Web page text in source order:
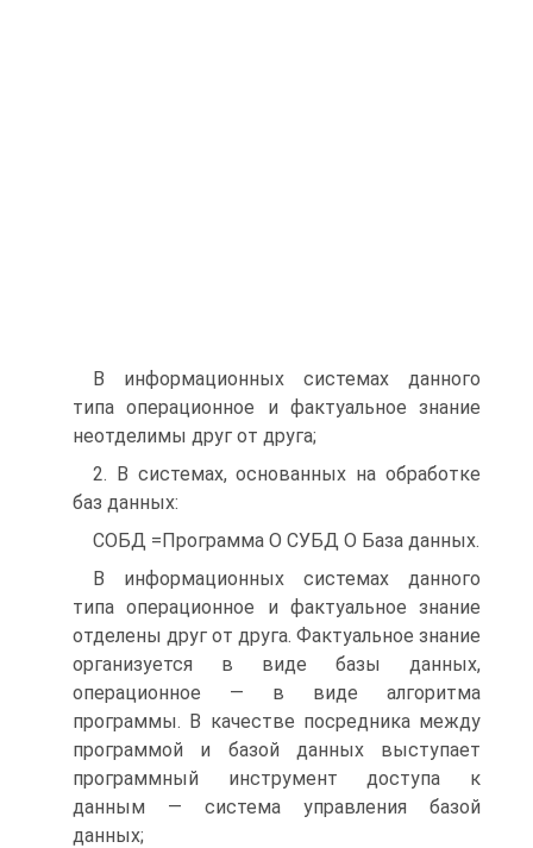
В информационных системах данного
типа операционное и фактуальное знание
неотделимы друг от друга;
2. В системах, основанных на обработке
баз данных:
СОБД =Программа О СУБД О База данных.
В информационных системах данного
типа операционное и фактуальное знание
отделены друг от друга. Фактуальное знание
организуется в виде базы данных,
операционное — в виде алгоритма
программы. В качестве посредника между
программой и базой данных выступает
программный инструмент доступа к
данным — система управления базой
данных;